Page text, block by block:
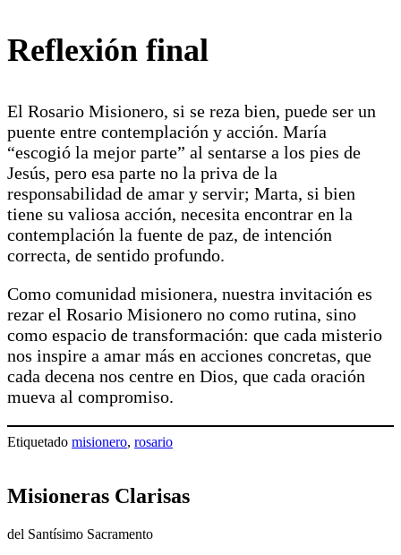
Reflexión final
El Rosario Misionero, si se reza bien, puede ser un
puente entre contemplación y acción. María
“escogió la mejor parte” al sentarse a los pies de
Jesús, pero esa parte no la priva de la
responsabilidad de amar y servir; Marta, si bien
tiene su valiosa acción, necesita encontrar en la
contemplación la fuente de paz, de intención
correcta, de sentido profundo.
Como comunidad misionera, nuestra invitación es
rezar el Rosario Misionero no como rutina, sino
como espacio de transformación: que cada misterio
nos inspire a amar más en acciones concretas, que
cada decena nos centre en Dios, que cada oración
mueva al compromiso.
Etiquetado misionero, rosario
Misioneras Clarisas
del Santísimo Sacramento